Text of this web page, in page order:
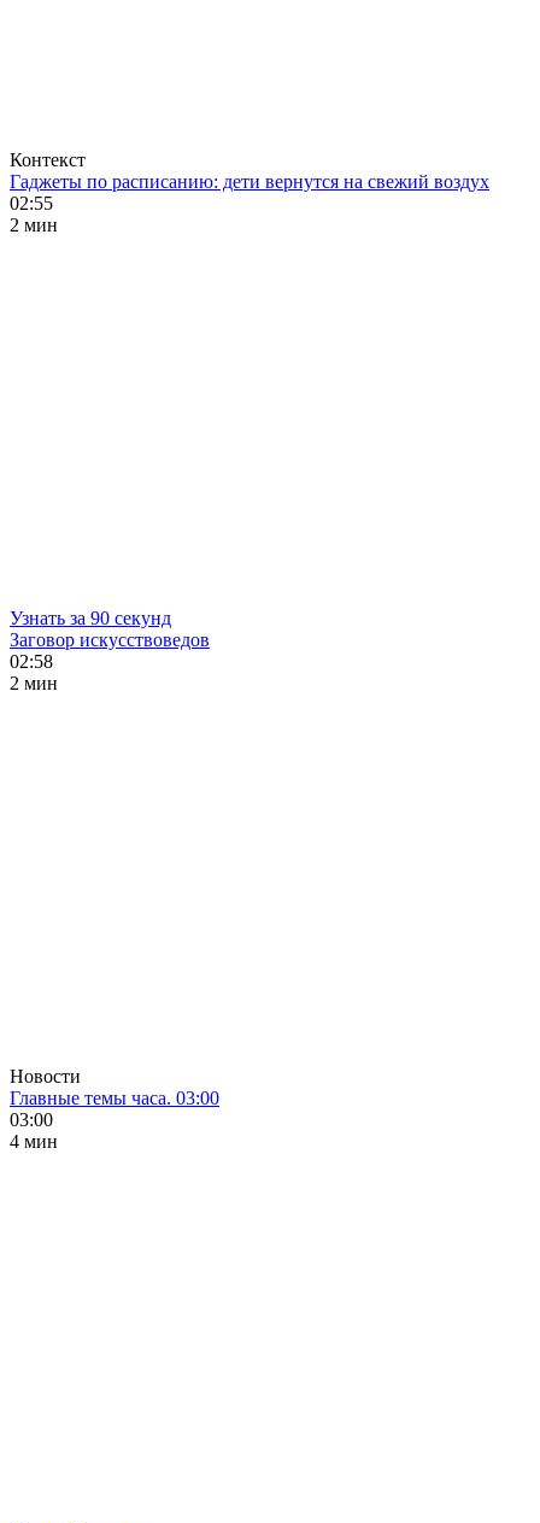
Контекст
Гаджеты по расписанию: дети вернутся на свежий воздух
02:55
2 мин
Узнать за 90 секунд
Заговор искусствоведов
02:58
2 мин
Новости
Главные темы часа. 03:00
03:00
4 мин